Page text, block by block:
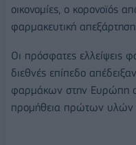
οικονομίες, ο κορονοϊός
φαρμακευτική
Οι πρόσφατες ελλείψεις
διεθνές επίπεδο
φαρμάκων στην Ευρώπη
προμήθεια πρώτων υλών